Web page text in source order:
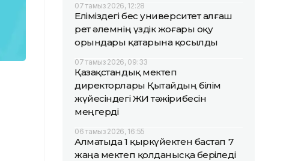
07 тамыз 2026, 12:28
Еліміздегі бес университет алғаш
рет әлемнің үздік жоғары оқу
орындары қатарына қосылды
07 тамыз 2026, 09:33
Қазақстандық мектеп
директорлары Қытайдың білім
жүйесіндегі ЖИ тәжірибесін
меңгерді
06 тамыз 2026, 16:55
Алматыда 1 қыркүйектен бастап 7
жаңа мектеп қолданысқа беріледі